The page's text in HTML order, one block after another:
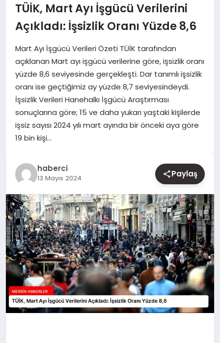
TEKNOLOJI
SPOR
YAŞAM
EĞITIM
TÜİK, Mart Ayı İşgücü Verilerini
Açıkladı: İşsizlik Oranı Yüzde 8,6
Mart Ayı İşgücü Verileri Özeti TÜİK tarafından
açıklanan Mart ayı işgücü verilerine göre, işsizlik oranı
yüzde 8,6 seviyesinde gerçekleşti. Dar tanımlı işsizlik
oranı ise geçtiğimiz ay yüzde 8,7 seviyesindeydi.
İşsizlik Verileri Hanehalkı İşgücü Araştırması
sonuçlarına göre; 15 ve daha yukarı yaştaki kişilerde
işsiz sayısı 2024 yılı mart ayında bir önceki aya göre
19 bin kişi…
haberci
13 Mayıs 2024 Paylaş